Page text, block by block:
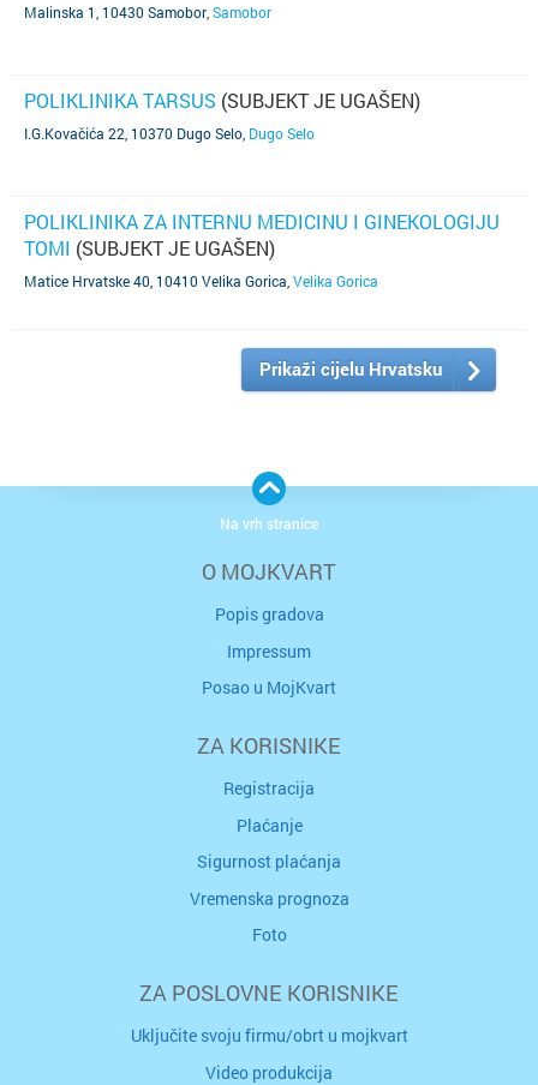
Malinska 1, 10430 Samobor Samobor
POLIKLINIKA TARSUS (SUBJEKT JE UGAŠEN)
I.G.Kovačića 22, 10370 Dugo Selo Dugo Selo
POLIKLINIKA ZA INTERNU MEDICINU I GINEKOLOGIJU
TOMI (SUBJEKT JE UGAŠEN)
Matice Hrvatske 40, 10410 Velika Gorica Velika Gorica
Prikaži cijelu Hrvatsku
O MOJKVART
Popis gradova
Impressum
Posao u MojKvart
ZA KORISNIKE
Registracija
Plaćanje
Sigurnost plaćanja
Vremenska prognoza
Foto
ZA POSLOVNE KORISNIKE
Uključite svoju firmu/obrt u mojkvart
Video produkcija
Na vrh stranice